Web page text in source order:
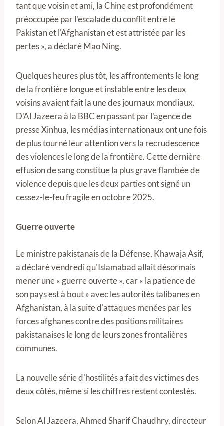
tant que voisin et ami, la Chine est profondément
préoccupée par l'escalade du conflit entre le
Pakistan et l'Afghanistan et est attristée par les
pertes », a déclaré Mao Ning.
Quelques heures plus tôt, les affrontements le long
de la frontière longue et instable entre les deux
voisins avaient fait la une des journaux mondiaux.
D'Al Jazeera à la BBC en passant par l'agence de
presse Xinhua, les médias internationaux ont une fois
de plus tourné leur attention vers la recrudescence
des violences le long de la frontière. Cette dernière
effusion de sang constitue la plus grave flambée de
violence depuis que les deux parties ont signé un
cessez-le-feu fragile en octobre 2025.
Guerre ouverte
Le ministre pakistanais de la Défense, Khawaja Asif,
a déclaré vendredi qu'Islamabad allait désormais
mener une « guerre ouverte », car « la patience de
son pays est à bout » avec les autorités talibanes en
Afghanistan, à la suite d'attaques menées par les
forces afghanes contre des positions militaires
pakistanaises le long de leurs zones frontalières
communes.
La nouvelle série d'hostilités a fait des victimes des
deux côtés, même si les chiffres restent contestés.
Selon Al Jazeera, Ahmed Sharif Chaudhry, directeur